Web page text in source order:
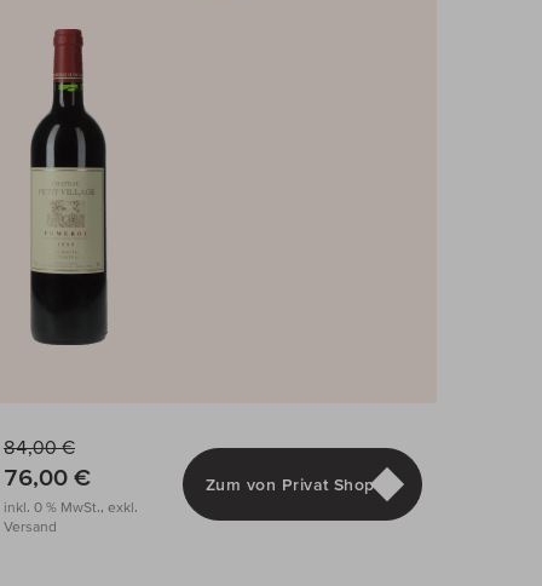
84,00 €
76,00 €
inkl. 0 % MwSt., exkl.
Versand
Zum von Privat Shop